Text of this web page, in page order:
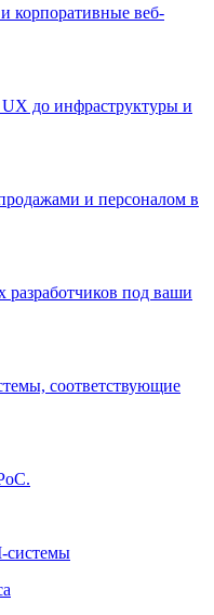
корпоративные веб-
до инфраструктуры и
и персоналом в
разработчиков под ваши
соответствующие
системы